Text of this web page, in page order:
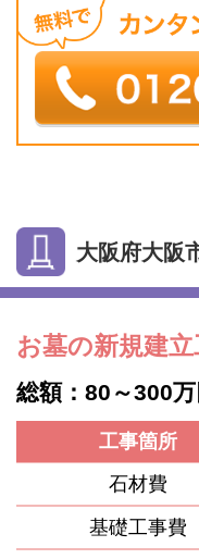
大阪府大阪
お墓の新規建
総額：80～300
工事箇所
石材費
基礎工事費